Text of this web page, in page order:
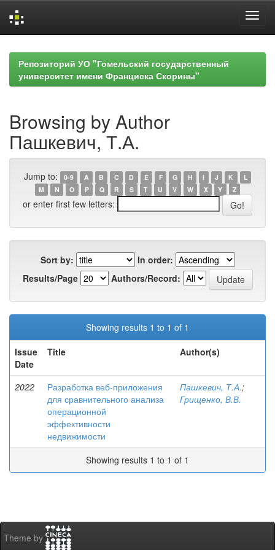
navigationРепозиторий УО "Гомельский государственный
университет имени Франциска Скорины"
Browsing by Author
Пашкевич, Т.А.
Jump to: 0-9 A B C D E F G H I J K
L
M
N O P Q R S T U V W X Y Z
or enter first few letters:
Sort by:
In order:
Results/Page
Authors/Record:
Showing results 1 to 1 of 1
Issue
Date
Title Author(s)
2022
Разработка веб-приложения
для сравнительного анализа
операционной
эффективности
недвижимости
Пашкевич, Т.А.;
Грищенко, В.В.
Showing results 1 to 1 of 1
Theme by